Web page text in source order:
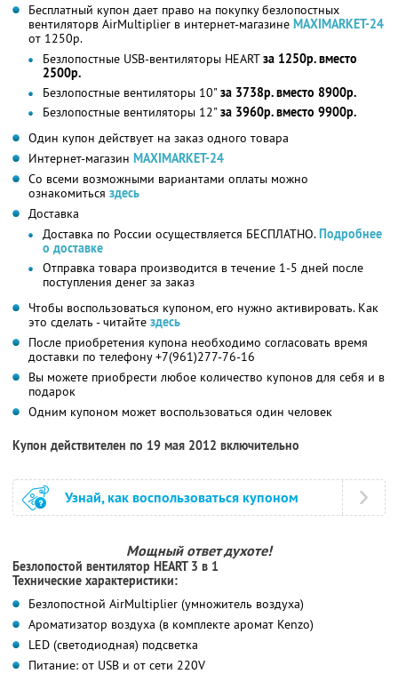
Бесплатный купон дает право на покупку безлопостных
вентиляторв AirMultiplier в интернет-магазине MAXIMARKET-24
от 1250р.
Безлопостные USB-вентиляторы HEARTза 1250р. вместо
2500р.
Безлопостные вентиляторы 10" за 3738р. вместо 8900р.
Безлопостные вентиляторы 12" за 3960р. вместо 9900р.
Один купон действует на заказ одного товара
Интернет-магазин MAXIMARKET-24
Со всеми возможными вариантами оплаты можно
ознакомиться здесь
Доставка
Доставка по России осуществляется БЕСПЛАТНО.Подробнее
о доставке
Отправка товара производится в течение 1-5 дней после
поступления денег за заказ
Чтобы воспользоваться купоном, его нужно активировать. Как
это сделать - читайте здесь
После приобретения купона необходимо согласовать время
доставки по телефону +7(961)277-76-16
Вы можете приобрести любое количество купонов для себя и в
подарок
Одним купоном может воспользоваться один человек
Купон действителен по 19 мая 2012 включительно
Узнай, как воспользоваться купоном
Мощный ответ духоте!
Безлопостой вентилятор HEART 3 в 1
Технические характеристики:
Безлопостной AirMultiplier (умножитель воздуха)
Ароматизатор воздуха (в комплекте аромат Kenzo)
LED (светодиодная) подсветка
Питание: от USB и от сети 220V